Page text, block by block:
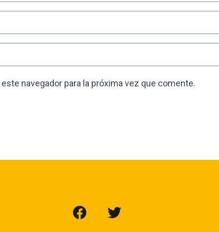
navegador para la próxima vez que comente.